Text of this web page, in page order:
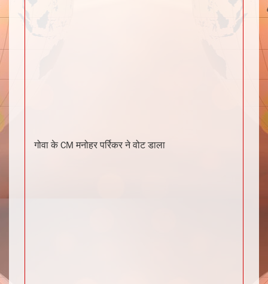
गोवा के CM मनोहर पर्रिकर ने वोट डाला